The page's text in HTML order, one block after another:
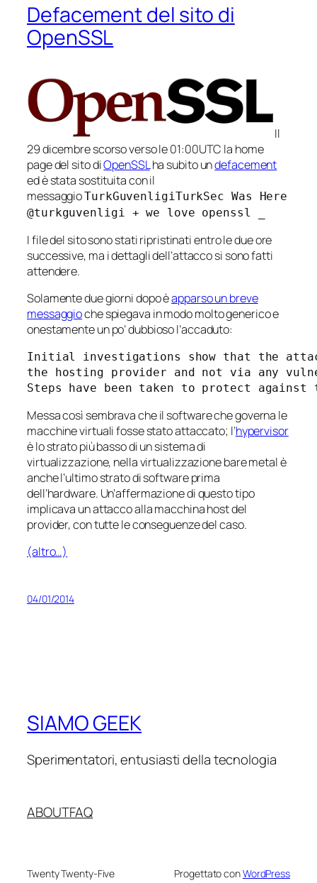
Defacement del sito di
OpenSSL
Il
29 dicembre scorso verso le 01:00UTC la home
page del sito diOpenSSLha subito undefacement
ed è stata sostituita con il
messaggioTurkGuvenligiTurkSec Was Here
@turkguvenligi + we love openssl _
I file del sito sono stati ripristinati entro le due ore
successive, ma i dettagli dell’attacco si sono fatti
attendere.
Solamente due giorni dopo èapparso un breve
messaggioche spiegava in modo molto generico e
onestamente un po’ dubbioso l’accaduto:
Initial investigations show that the
the hosting provider and not via any
Steps have been taken to protect
Messa così sembrava che il software che governa le
macchine virtuali fosse stato attaccato; l’hypervisor
è lo strato più basso di un sistema di
virtualizzazione, nella virtualizzazionebare metalè
anche l’ultimo strato di software prima
dell’hardware. Un’affermazione di questo tipo
implicava un attacco alla macchina host del
provider, con tutte le conseguenze del caso.
(altro…)
04/01/2014
SIAMO GEEK
Sperimentatori, entusiasti della tecnologia
ABOUTFAQ
Twenty Twenty-Five Progettato conWordPress